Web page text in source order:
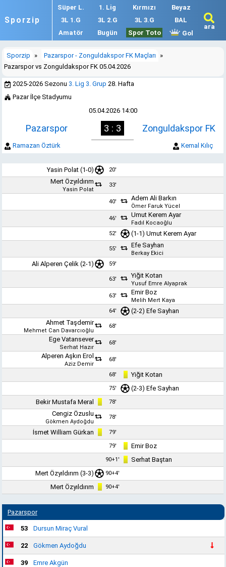
Sporzip
Süper L. 1. Lig Kırmızı
Beyaz
3L 1.G
3L 2.G 3L 3.G
BAL
Amatör
Bugün Spor Toto Gol
ara
Sporzip » Pazarspor - Zonguldakspor FK Maçları
»
Pazarspor vs Zonguldakspor FK 05.04.2026
2025-2026 Sezonu 3. Lig 3. Grup 28. Hafta
Pazar İlçe Stadyumu
05.04.2026 14:00
Pazarspor 3 : 3 Zonguldakspor FK
Ramazan Öztürk Kemal Kılıç
Yasin Polat (1-0) 20'
Mert Özyıldırım
Yasin Polat
33'
40' Adem Ali Barkın
Ömer Faruk Yücel
46'
Umut Kerem Ayar
Fadıl Kocaoğlu
52'
(1-1)Umut Kerem Ayar
55' Efe Sayhan
Berkay Ekici
Ali Alperen Çelik (2-1) 59'
63' Yiğit Kotan
Yusuf Emre Alyaprak
63'
Emir Boz
Melih Mert Kaya
64'
(2-2)Efe Sayhan
Ahmet Taşdemir
Mehmet Can Davarcıoğlu
68'
Ege Vatansever
Serhat Hazır
68'
Alperen Aşkın Erol
Aziz Demir
68'
68' Yiğit Kotan
75' (2-3)Efe Sayhan
Bekir Mustafa Meral
78'
Cengiz Özuslu
Gökmen Aydoğdu
78'
İsmet William Gürkan 79'
79' Emir Boz
90+1'
Serhat Baştan
Mert Özyıldırım (3-3) 90+4'
Mert Özyıldırım 90+4'
Pazarspor
53 Dursun Miraç Vural
22 Gökmen Aydoğdu
39 Emre Akgün